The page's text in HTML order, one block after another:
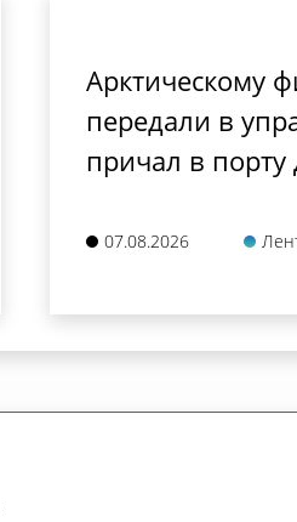
Арктическому
передали в
причал в порту
07.08.2026